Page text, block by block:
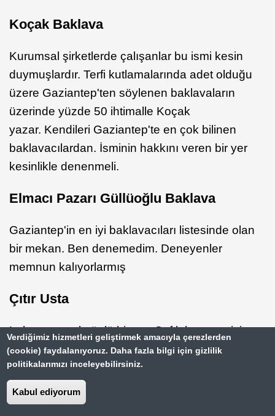
Koçak Baklava
Kurumsal şirketlerde çalışanlar bu ismi kesin
duymuşlardır. Terfi kutlamalarında adet olduğu
üzere Gaziantep'ten söylenen baklavaların
üzerinde yüzde 50 ihtimalle Koçak
yazar. Kendileri Gaziantep'te en çok bilinen
baklavacılardan. İsminin hakkını veren bir yer
kesinlikle denenmeli.
Elmacı Pazarı Güllüoğlu Baklava
Gaziantep'in en iyi baklavacıları listesinde olan
bir mekan. Ben denemedim. Deneyenler
memnun kalıyorlarmış
Çıtır Usta
Lahmacunuyla ünlü bir yer. Sırf lahmacun için
bile gidilir.
Tostçu Erol
Verdiğimiz hizmetleri geliştirmek amacıyla çerezlerden
(cookie) faydalanıyoruz. Daha fazla bilgi için gizlilik
politikalarımızı inceleyebilirsiniz.
Kabul ediyorum